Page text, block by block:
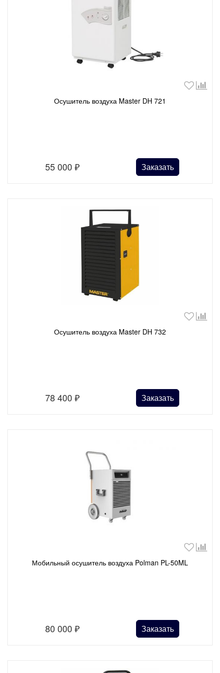
Осушитель воздуха Master DH 721
55 000₽ Заказать
Осушитель воздуха Master DH 732
78 400₽ Заказать
Мобильный осушитель воздуха Polman PL-50ML
80 000₽ Заказать